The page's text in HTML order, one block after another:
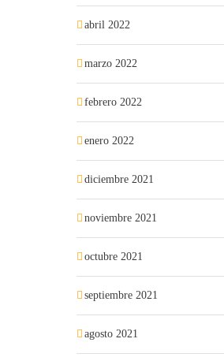
abril 2022
marzo 2022
febrero 2022
enero 2022
diciembre 2021
noviembre 2021
octubre 2021
septiembre 2021
agosto 2021